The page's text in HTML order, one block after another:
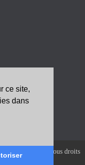
ce site,
dans
COMMUNIO. Tous droits